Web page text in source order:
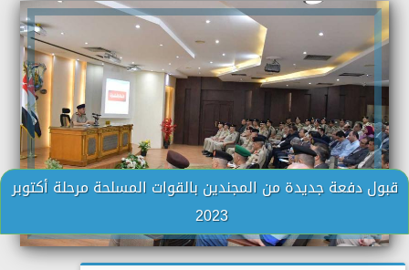
قبول دفعة جديدة من المجندين بالقوات المسلحة مرحلة أكتوبر
2023